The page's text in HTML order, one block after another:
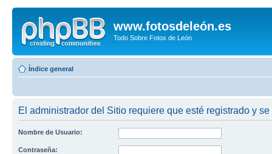
www.fotosdeleón.es
Todo Sobre Fotos de León
Índice general
El administrador del Sitio requiere que esté registrado y
Nombre de Usuario:
Contraseña: